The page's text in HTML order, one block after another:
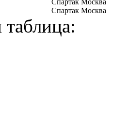
Спартак Москва
Спартак Москва